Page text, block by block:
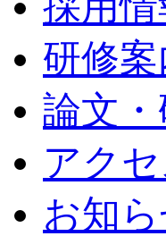
研修案
論文
アクセ
お知